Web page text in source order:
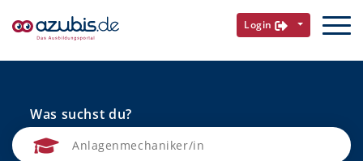
Login
Was suchst du?